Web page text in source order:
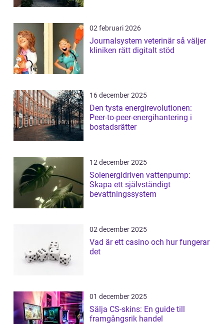
02 februari 2026
Journalsystem veterinär så väljer
kliniken rätt digitalt stöd
16 december 2025
Den tysta energirevolutionen:
Peer-to-peer-energihantering i
bostadsrätter
12 december 2025
Solenergidriven vattenpump:
Skapa ett självständigt
bevattningssystem
02 december 2025
Vad är ett casino och hur fungerar
det
01 december 2025
Sälja CS-skins: En guide till
framgångsrik handel